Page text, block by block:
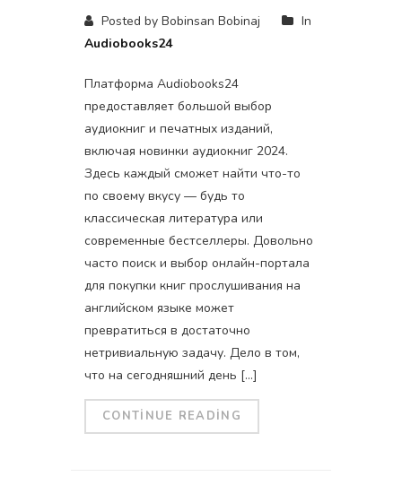
Posted by Bobinsan Bobinaj
In
Audiobooks24
Платформа Audiobooks24
предоставляет большой выбор
аудиокниг и печатных изданий,
включая новинки аудиокниг 2024.
Здесь каждый сможет найти что-то
по своему вкусу — будь то
классическая литература или
современные бестселлеры. Довольно
часто поиск и выбор онлайн-портала
для покупки книг прослушивания на
английском языке может
превратиться в достаточно
нетривиальную задачу. Дело в том,
что на сегодняшний день […]
CONTINUE READING